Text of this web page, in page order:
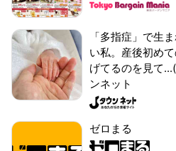
「多指症」で生
い私。産後初め
げてるのを見て
ンネット
ゼロまる